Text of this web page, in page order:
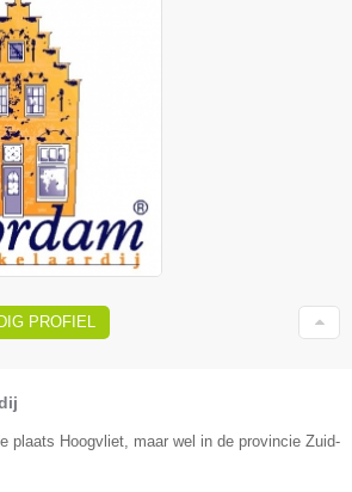
PROFIEL
plaats Hoogvliet, maar wel in de provincie Zuid-